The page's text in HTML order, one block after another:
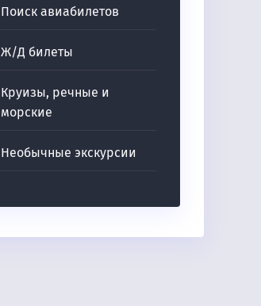
Поиск авиабилетов
Ж/Д билеты
Круизы, речные и
морские
Необычные экскурсии